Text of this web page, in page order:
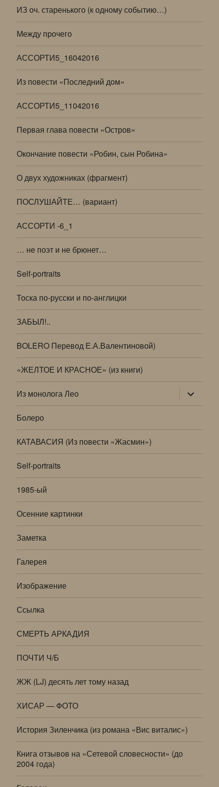
ИЗ оч. старенького (к одному событию…)
Между прочего
АССОРТИ5_16042016
Из повести «Последний дом»
АССОРТИ5_11042016
Первая глава повести «Остров»
Окончание повести «Робин, сын Робина»
О двух художниках (фрагмент)
ПОСЛУШАЙТЕ… (вариант)
АССОРТИ -6_1
… не поэт и не брюнет…
Self-portraits
Тоска по-русски и по-англицки
ЗАБЫЛ!..
BOLERO Перевод Е.А.Валентиновой)
«ЖЕЛТОЕ И КРАСНОЕ» (из книги)
Из монолога Лео раскрыть
дочернее
меню
Болеро
КАТАВАСИЯ (Из повести «Жасмин»)
Self-portraits
1985-ый
Осенние картинки
Заметка
Галерея
Изображение
Ссылка
СМЕРТЬ АРКАДИЯ
ПОЧТИ Ч/Б
ЖЖ (LJ) десять лет тому назад
ХИСАР — ФОТО
История Зиленчика (из романа «Вис виталис»)
Книга отзывов на «Сетевой словесности» (до
2004 года)